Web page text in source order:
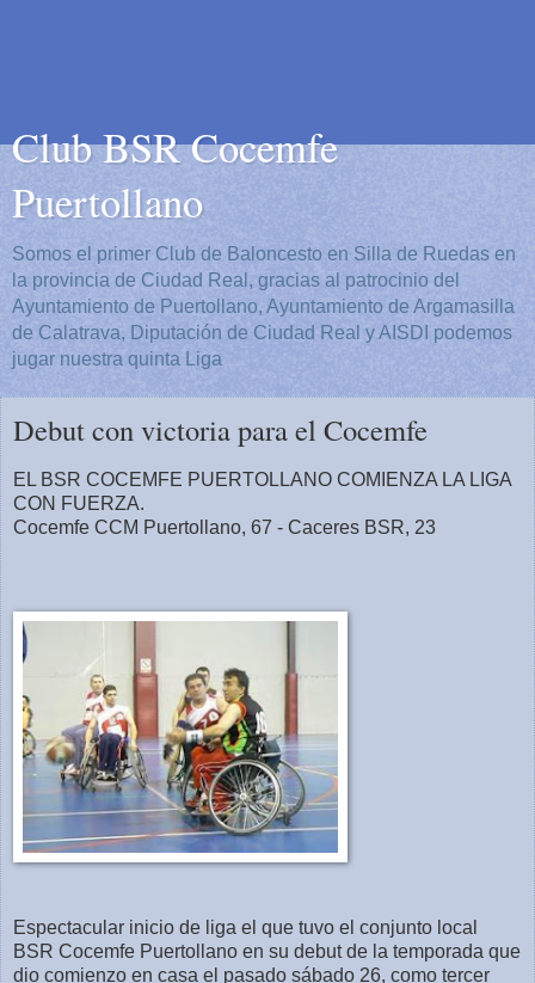
Club BSR Cocemfe
Puertollano
Somos el primer Club de Baloncesto en Silla de Ruedas en
la provincia de Ciudad Real, gracias al patrocinio del
Ayuntamiento de Puertollano, Ayuntamiento de Argamasilla
de Calatrava, Diputación de Ciudad Real y AISDI podemos
jugar nuestra quinta Liga
Debut con victoria para el Cocemfe
EL BSR COCEMFE PUERTOLLANO COMIENZA LA LIGA
CON FUERZA.
Cocemfe CCM Puertollano, 67 - Caceres BSR, 23
Espectacular inicio de liga el que tuvo el conjunto local
BSR Cocemfe Puertollano en su debut de la temporada que
dio comienzo en casa el pasado sábado 26, como tercer